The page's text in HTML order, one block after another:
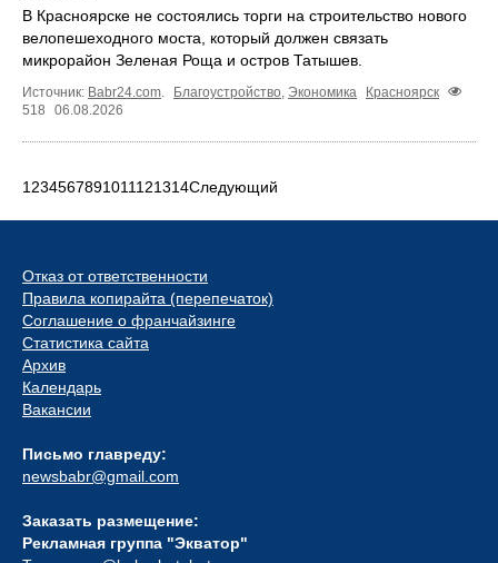
В Красноярске не состоялись торги на строительство нового
велопешеходного моста, который должен связать
микрорайон Зеленая Роща и остров Татышев.
Источник: Babr24.com. Благоустройство, Экономика
Красноярск
518
06.08.2026
1 234567891011121314Следующий
Отказ от ответственности
Правила копирайта (перепечаток)
Соглашение о франчайзинге
Статистика сайта
Архив
Календарь
Вакансии
Письмо главреду:
newsbabr@gmail.com
Заказать размещение:
Рекламная группа "Экватор"